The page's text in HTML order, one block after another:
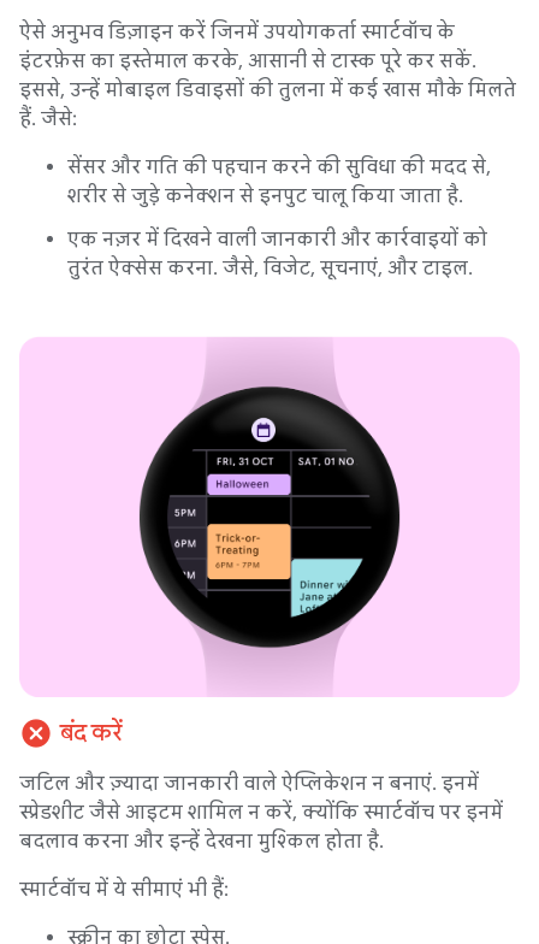
ऐसे अनुभव डिज़ाइन करें जिनमें उपयोगकर्ता स्मार्टवॉच के
इंटरफ़ेस का इस्तेमाल करके, आसानी से टास्क पूरे कर सकें.
इससे, उन्हें मोबाइल डिवाइसों की तुलना में कई खास मौके मिलते
हैं. जैसे:
सेंसर और गति की पहचान करने की सुविधा की मदद से,
शरीर से जुड़े कनेक्शन से इनपुट चालू किया जाता है.
एक नज़र में दिखने वाली जानकारी और कार्रवाइयों को
तुरंत ऐक्सेस करना. जैसे, विजेट, सूचनाएं, और टाइल.
cancel बंद करें
जटिल और ज़्यादा जानकारी वाले ऐप्लिकेशन न बनाएं. इनमें
स्प्रेडशीट जैसे आइटम शामिल न करें, क्योंकि स्मार्टवॉच पर इनमें
बदलाव करना और इन्हें देखना मुश्किल होता है.
स्मार्टवॉच में ये सीमाएं भी हैं:
स्क्रीन का छोटा स्पेस.